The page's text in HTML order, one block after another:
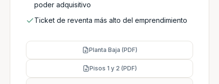
poder adquisitivo
Ticket de reventa más alto del emprendimiento
Planta Baja (PDF)
Pisos 1 y 2 (PDF)